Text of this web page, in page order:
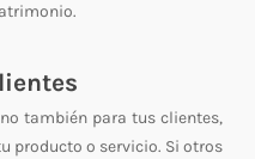
también para tus clientes,
producto o servicio. Si otros